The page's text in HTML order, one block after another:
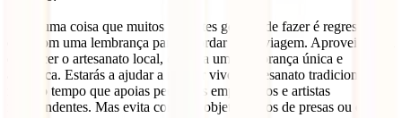
Se há uma coisa que muitos viajantes gostam de fazer é regressar a
casa com uma lembrança para recordar a sua viagem. Aproveita para
conhecer o artesanato local, compra uma lembrança única e
autêntica. Estarás a ajudar a manter vivo o artesanato tradicional, ao
mesmo tempo que apoias pequenos empresários e artistas
independentes. Mas evita comprar objetos feitos de presas ou chifres